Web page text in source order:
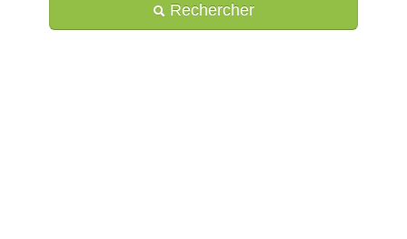
Déposer une annonce
Rechercher